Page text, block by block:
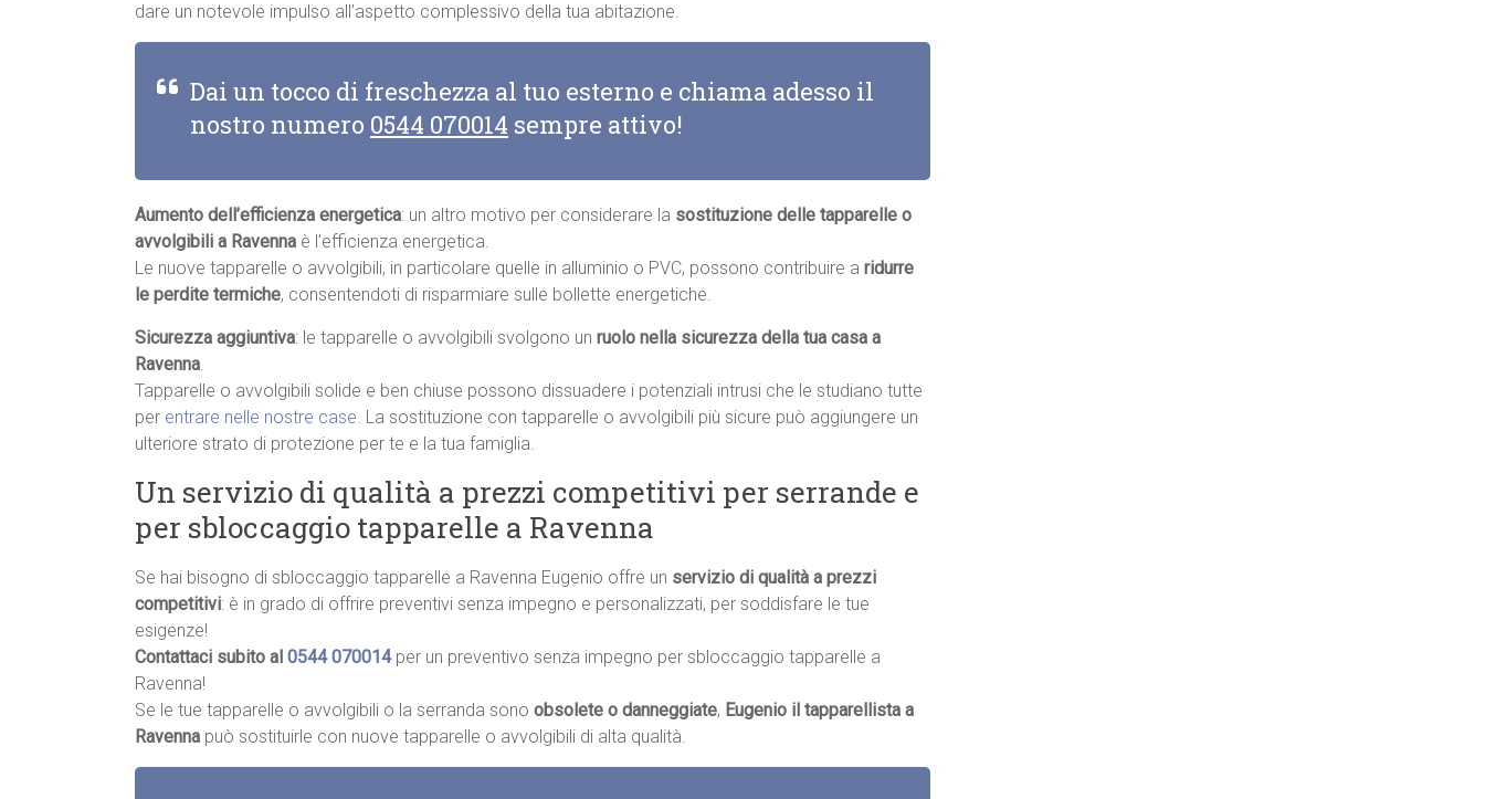
dare un notevole impulso all’aspetto complessivo della tua abitazione.
Dai un tocco di freschezza al tuo esterno e chiama adesso il
nostro numero 0544 070014 sempre attivo!
Aumento dell’efficienza energetica: un altro motivo per considerare la sostituzione delle tapparelle o
avvolgibili a Ravenna è l’efficienza energetica.
Le nuove tapparelle o avvolgibili, in particolare quelle in alluminio o PVC, possono contribuire a ridurre
le perdite termiche, consentendoti di risparmiare sulle bollette energetiche.
Sicurezza aggiuntiva: le tapparelle o avvolgibili svolgono un ruolo nella sicurezza della tua casa a
Ravenna.
Tapparelle o avvolgibili solide e ben chiuse possono dissuadere i potenziali intrusi che le studiano tutte
per entrare nelle nostre case. La sostituzione con tapparelle o avvolgibili più sicure può aggiungere un
ulteriore strato di protezione per te e la tua famiglia.
Un servizio di qualità a prezzi competitivi per serrande e
per sbloccaggio tapparelle a Ravenna
Se hai bisogno di sbloccaggio tapparelle a Ravenna Eugenio offre un servizio di qualità a prezzi
competitivi: è in grado di offrire preventivi senza impegno e personalizzati, per soddisfare le tue
esigenze!
Contattaci subito al 0544 070014 per un preventivo senza impegno per sbloccaggio tapparelle a
Ravenna!
Se le tue tapparelle o avvolgibili o la serranda sono obsolete o danneggiate, Eugenio il tapparellista a
Ravenna può sostituirle con nuove tapparelle o avvolgibili di alta qualità.